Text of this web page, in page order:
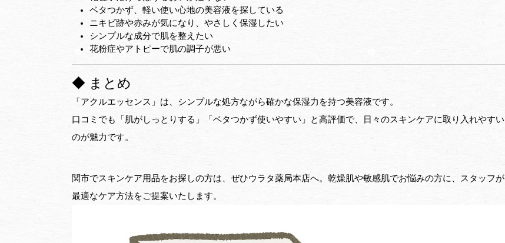
ベタつかず、軽い使い心地の美容液を探している
ニキビ跡や赤みが気になり、やさしく保湿したい
シンプルな成分で肌を整えたい
花粉症やアトピーで肌の調子が悪い
◆ まとめ
「アクルエッセンス」は、シンプルな処方ながら確かな保湿力を持つ美容液です。
口コミでも「肌がしっとりする」「ベタつかず使いやすい」と高評価で、日々のスキンケアに取り入れやすい
のが魅力です。
関市でスキンケア用品をお探しの方は、ぜひウラタ薬局本店へ。乾燥肌や敏感肌でお悩みの方に、スタッフが
最適なケア方法をご提案いたします。